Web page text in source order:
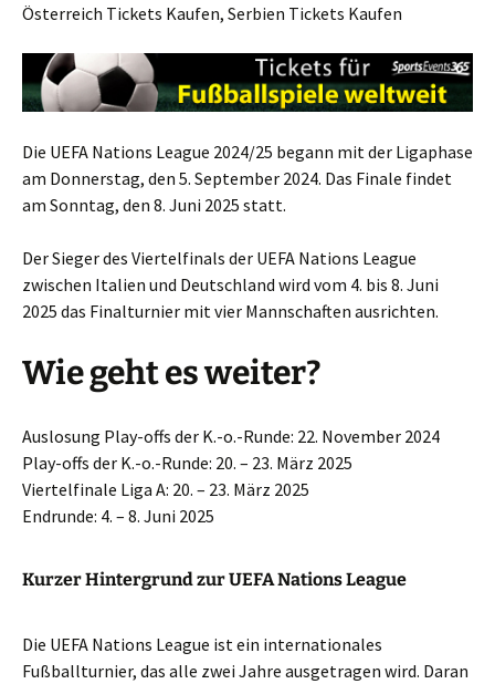
Österreich Tickets Kaufen, Serbien Tickets Kaufen
Die UEFA Nations League 2024/25 begann mit der Ligaphase
am Donnerstag, den 5. September 2024. Das Finale findet
am Sonntag, den 8. Juni 2025 statt.
Der Sieger des Viertelfinals der UEFA Nations League
zwischen Italien und Deutschland wird vom 4. bis 8. Juni
2025 das Finalturnier mit vier Mannschaften ausrichten.
Wie geht es weiter?
Auslosung Play-offs der K.-o.-Runde: 22. November 2024
Play-offs der K.-o.-Runde: 20. – 23. März 2025
Viertelfinale Liga A: 20. – 23. März 2025
Endrunde: 4. – 8. Juni 2025
Kurzer Hintergrund zur UEFA Nations League
Die UEFA Nations League ist ein internationales
Fußballturnier, das alle zwei Jahre ausgetragen wird. Daran